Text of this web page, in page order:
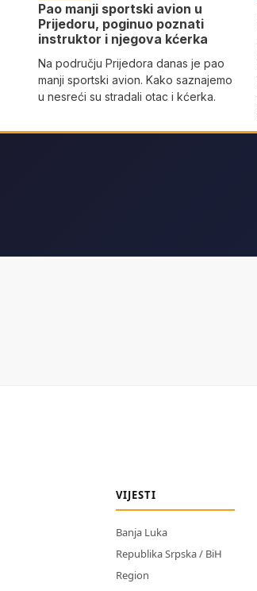
Pao manji sportski avion u
Prijedoru, poginuo poznati
instruktor i njegova kćerka
Na području Prijedora danas je pao
manji sportski avion. Kako saznajemo
u nesreći su stradali otac i kćerka.
VIJESTI
Banja Luka
Republika Srpska / BiH
Region